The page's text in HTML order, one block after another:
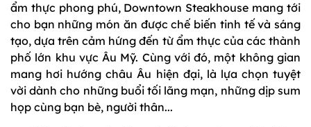
ẩm thực phong phú, Downtown Steakhouse mang tới
cho bạn những món ăn được chế biến tinh tế và sáng
tạo, dựa trên cảm hứng đến từ ẩm thực của các thành
phố lớn khu vực Âu Mỹ. Cùng với đó, một không gian
mang hơi hướng châu Âu hiện đại, là lựa chọn tuyệt
vời dành cho những buổi tối lãng mạn, những dịp sum
họp cùng bạn bè, người thân...